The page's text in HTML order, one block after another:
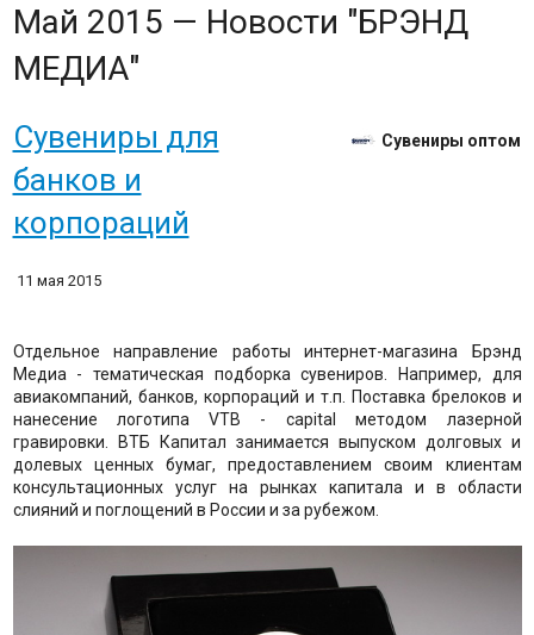
Май 2015 — Новости "БРЭНД
МЕДИА"
Сувениры для
банков и
корпораций
Сувениры оптом
11 мая 2015
Отдельное направление работы интернет-магазина Брэнд
Медиа - тематическая подборка сувениров. Например, для
авиакомпаний, банков, корпораций и т.п. Поставка брелоков и
нанесение логотипа VTB - capital методом лазерной
гравировки. ВТБ Капитал занимается выпуском долговых и
долевых ценных бумаг, предоставлением своим клиентам
консультационных услуг на рынках капитала и в области
слияний и поглощений в России и за рубежом.